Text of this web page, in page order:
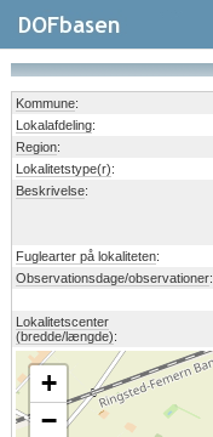
Kommune:
Lokalafdeling:
Region:
Lokalitetstype(r):
Beskrivelse:
Fuglearter på lokaliteten:
Observationsdage/observationer:
Lokalitetscenter
(bredde/længde):
+
−